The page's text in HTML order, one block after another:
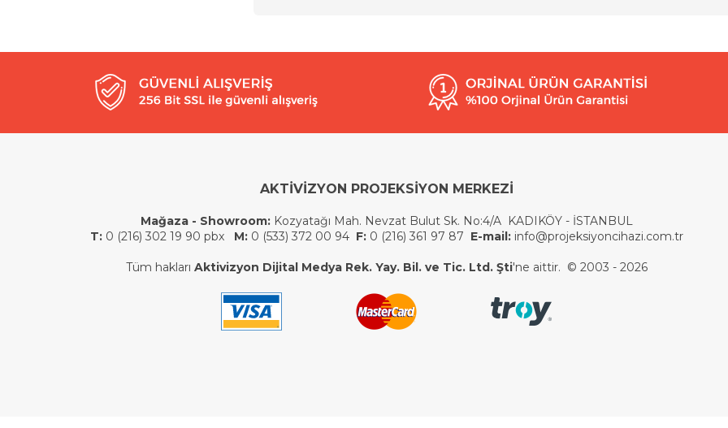
AKTİVİZYON PROJEKSİYON MERKEZİ
Mağaza - Showroom:Kozyatağı Mah. Nevzat Bulut Sk. No:4/A KADIKÖY - İSTANBUL
T:0 (216) 302 19 90 pbx M:0 (533) 372 00 94 F:0 (216) 361 97 87 E-mail:info@projeksiyoncihazi.com.tr
Tüm hakları Aktivizyon Dijital Medya Rek. Yay. Bil. ve Tic. Ltd. Şti'ne aittir. © 2003 - 2026